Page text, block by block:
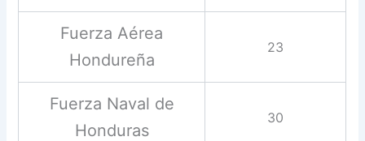
Fuerza Aérea
Hondureña
23
Fuerza Naval de
Honduras
30